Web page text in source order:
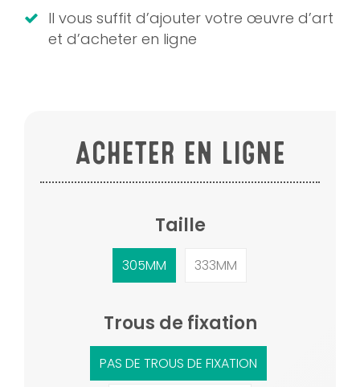
Il vous suffit d’ajouter votre œuvre d’art
et d’acheter en ligne
ACHETER EN LIGNE
Taille
305MM 333MM
Trous de fixation
PAS DE TROUS DE FIXATION